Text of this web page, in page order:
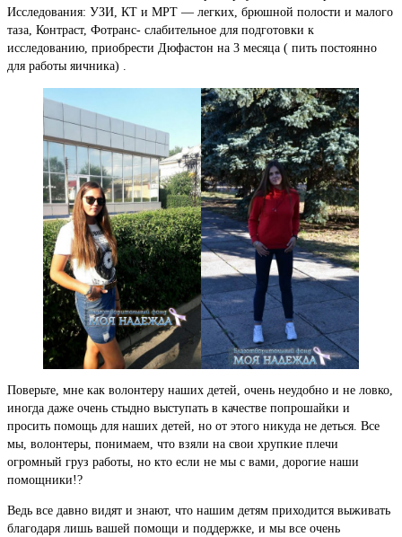
Исследования: УЗИ, КТ и МРТ — легких, брюшной полости и малого
таза, Контраст, Фотранс- слабительное для подготовки к
исследованию, приобрести Дюфастон на 3 месяца ( пить постоянно
для работы яичника) .
Поверьте, мне как волонтеру наших детей, очень неудобно и не ловко,
иногда даже очень стыдно выступать в качестве попрошайки и
просить помощь для наших детей, но от этого никуда не деться. Все
мы, волонтеры, понимаем, что взяли на свои хрупкие плечи
огромный груз работы, но кто если не мы с вами, дорогие наши
помощники!?
Ведь все давно видят и знают, что нашим детям приходится выживать
благодаря лишь вашей помощи и поддержке, и мы все очень